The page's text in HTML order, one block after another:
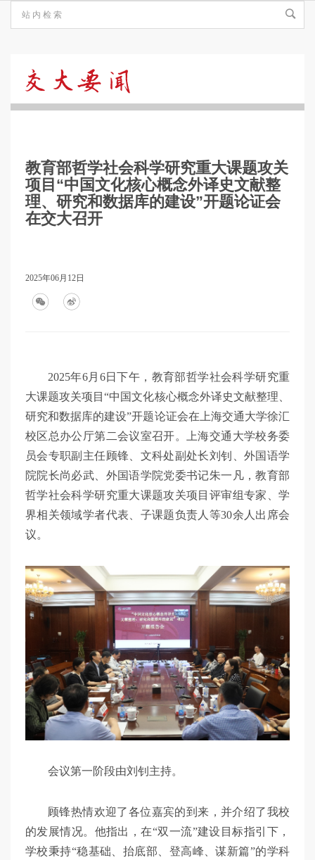
要
​教育部哲学社会科学研究重大课题攻关
项目“中国文化核心概念外译史文献整
理、研究和数据库的建设”开题论证会
在交大召开
2025年06月12日
2025年6月6日下午，教育部哲学社会科学研究重
大课题攻关项目“中国文化核心概念外译史文献整理、
研究和数据库的建设”开题论证会在上海交通大学徐汇
校区总办公厅第二会议室召开。上海交通大学校务委
员会专职副主任顾锋、文科处副处长刘钊、外国语学
院院长尚必武、外国语学院党委书记朱一凡，教育部
哲学社会科学研究重大课题攻关项目评审组专家、学
界相关领域学者代表、子课题负责人等30余人出席会
议。
会议第一阶段由刘钊主持。
顾锋热情欢迎了各位嘉宾的到来，并介绍了我校
的发展情况。他指出，在“双一流”建设目标指引下，
学校秉持“稳基础、抬底部、登高峰、谋新篇”的学科